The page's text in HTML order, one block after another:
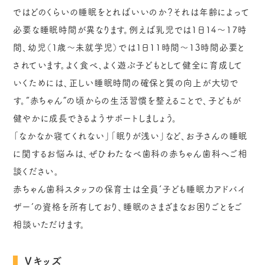
ではどのくらいの睡眠をとればいいのか？それは年齢によって
必要な睡眠時間が異なります。例えば乳児では1日14～17時
間、幼児（１歳～未就学児）では1日11時間～13時間必要と
されています。よく食べ、よく遊ぶ子どもとして健全に育成して
いくためには、正しい睡眠時間の確保と質の向上が大切で
す。”赤ちゃん”の頃からの生活習慣を整えることで、子どもが
健やかに成長できるようサポートしましょう。
「なかなか寝てくれない」「眠りが浅い」など、お子さんの睡眠
に関するお悩みは、ぜひわたなべ歯科の赤ちゃん歯科へご相
談ください。
赤ちゃん歯科スタッフの保育士は全員‘子ども睡眠力アドバイ
ザー’の資格を所有しており、睡眠のさまざまなお困りごとをご
相談いただけます。
Vキッズ